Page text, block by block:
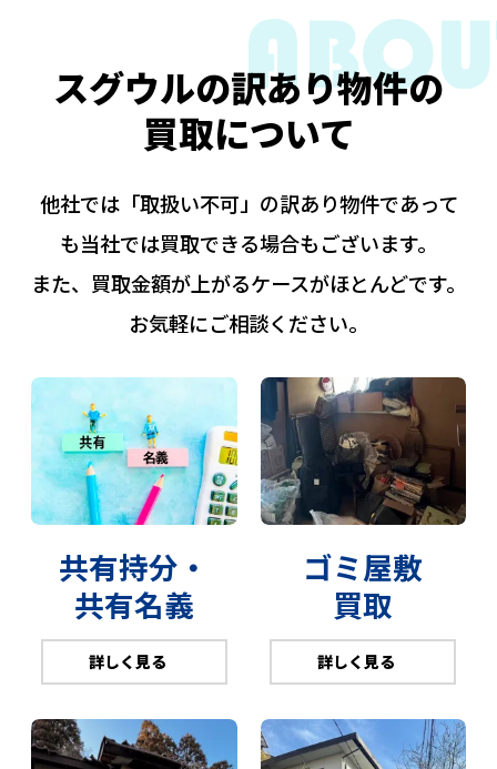
スグウルの訳あり物件の
買取について
他社では「取扱い不可」の訳あり物件であって
も当社では買取できる場合もございます。
また、買取金額が上がるケースがほとんどです。
お気軽にご相談ください。
共有持分・
共有名義
詳しく見る
ゴミ屋敷
買取
詳しく見る